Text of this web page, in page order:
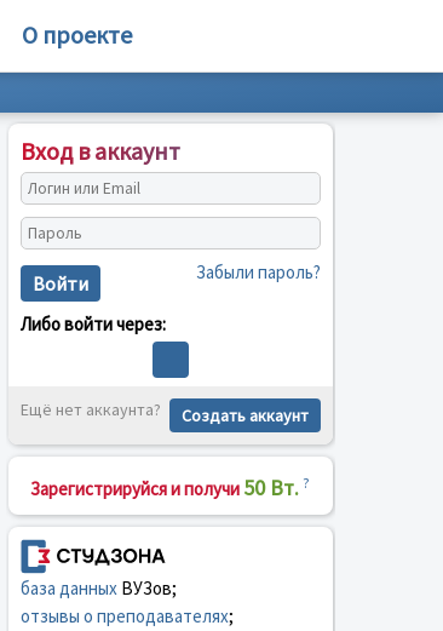
О проекте
Вход в аккаунт
Войти Забыли пароль?
Либо войти через:
Ещё нет аккаунта? Создать аккаунт
Зарегистрируйся и получи 50 Вт. ?
база данныхВУЗов;
отзывы о преподавателях;